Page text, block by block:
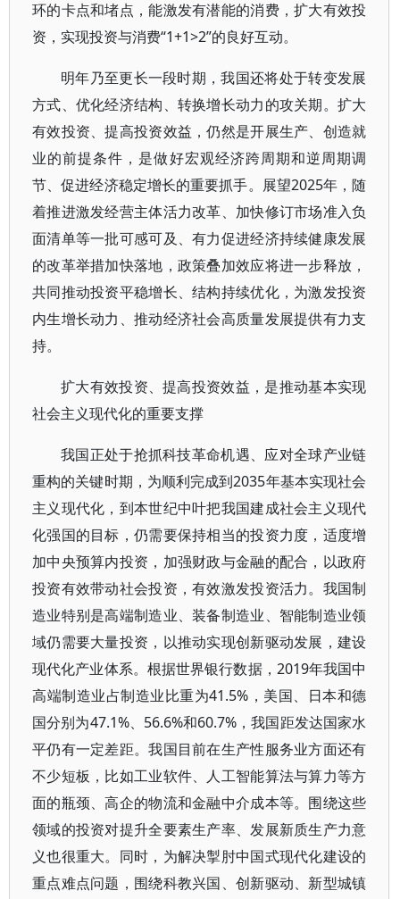
环的卡点和堵点，能激发有潜能的消费，扩大有效投
资，实现投资与消费“1+1>2”的良好互动。
明年乃至更长一段时期，我国还将处于转变发展
方式、优化经济结构、转换增长动力的攻关期。扩大
有效投资、提高投资效益，仍然是开展生产、创造就
业的前提条件，是做好宏观经济跨周期和逆周期调
节、促进经济稳定增长的重要抓手。展望2025年，随
着推进激发经营主体活力改革、加快修订市场准入负
面清单等一批可感可及、有力促进经济持续健康发展
的改革举措加快落地，政策叠加效应将进一步释放，
共同推动投资平稳增长、结构持续优化，为激发投资
内生增长动力、推动经济社会高质量发展提供有力支
持。
扩大有效投资、提高投资效益，是推动基本实现
社会主义现代化的重要支撑
我国正处于抢抓科技革命机遇、应对全球产业链
重构的关键时期，为顺利完成到2035年基本实现社会
主义现代化，到本世纪中叶把我国建成社会主义现代
化强国的目标，仍需要保持相当的投资力度，适度增
加中央预算内投资，加强财政与金融的配合，以政府
投资有效带动社会投资，有效激发投资活力。我国制
造业特别是高端制造业、装备制造业、智能制造业领
域仍需要大量投资，以推动实现创新驱动发展，建设
现代化产业体系。根据世界银行数据，2019年我国中
高端制造业占制造业比重为41.5%，美国、日本和德
国分别为47.1%、56.6%和60.7%，我国距发达国家水
平仍有一定差距。我国目前在生产性服务业方面还有
不少短板，比如工业软件、人工智能算法与算力等方
面的瓶颈、高企的物流和金融中介成本等。围绕这些
领域的投资对提升全要素生产率、发展新质生产力意
义也很重大。同时，为解决掣肘中国式现代化建设的
重点难点问题，围绕科教兴国、创新驱动、新型城镇